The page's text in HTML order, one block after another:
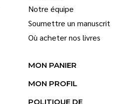
Notre équipe
Soumettre un manuscrit
Où acheter nos livres
MON PANIER
MON PROFIL
POLITIQUE DE